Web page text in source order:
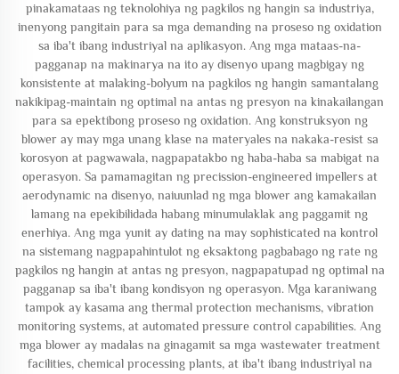
pinakamataas ng teknolohiya ng pagkilos ng hangin sa industriya,
inenyong pangitain para sa mga demanding na proseso ng oxidation
sa iba't ibang industriyal na aplikasyon. Ang mga mataas-na-
pagganap na makinarya na ito ay disenyo upang magbigay ng
konsistente at malaking-bolyum na pagkilos ng hangin samantalang
nakikipag-maintain ng optimal na antas ng presyon na kinakailangan
para sa epektibong proseso ng oxidation. Ang konstruksyon ng
blower ay may mga unang klase na materyales na nakaka-resist sa
korosyon at pagwawala, nagpapatakbo ng haba-haba sa mabigat na
operasyon. Sa pamamagitan ng precission-engineered impellers at
aerodynamic na disenyo, naiuunlad ng mga blower ang kamakailan
lamang na epekibilidada habang minumulaklak ang paggamit ng
enerhiya. Ang mga yunit ay dating na may sophisticated na kontrol
na sistemang nagpapahintulot ng eksaktong pagbabago ng rate ng
pagkilos ng hangin at antas ng presyon, nagpapatupad ng optimal na
pagganap sa iba't ibang kondisyon ng operasyon. Mga karaniwang
tampok ay kasama ang thermal protection mechanisms, vibration
monitoring systems, at automated pressure control capabilities. Ang
mga blower ay madalas na ginagamit sa mga wastewater treatment
facilities, chemical processing plants, at iba't ibang industriyal na